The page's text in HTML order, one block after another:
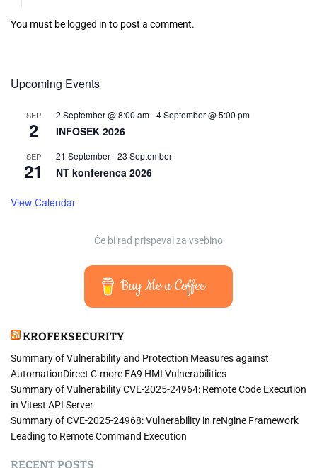
You must be logged in to post a comment.
Upcoming Events
SEP
2
2 September @ 8:00 am-4 September @ 5:00 pm
INFOSEK 2026
SEP
21
21 September-23 September
NT konferenca 2026
View Calendar
Če bi rad prispeval za vsebino
Buy Me a Coffee
KROFEKSECURITY
Summary of Vulnerability and Protection Measures against
AutomationDirect C-more EA9 HMI Vulnerabilities
Summary of Vulnerability CVE-2025-24964: Remote Code Execution
in Vitest API Server
Summary of CVE-2025-24968: Vulnerability in reNgine Framework
Leading to Remote Command Execution
RECENT POSTS